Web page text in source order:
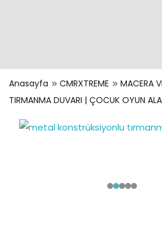
Anasayfa CMRXTREME
MACERA
TIRMANMA DUVARI | ÇOCUK OYUN